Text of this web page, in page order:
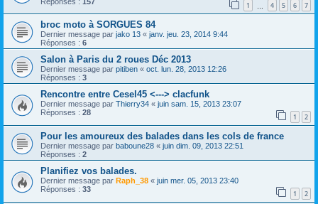
1 4 5 6 7
broc moto à SORGUES 84
Dernier message par jako 13 « janv. jeu. 23, 2014 9:44
Réponses : 6
Salon à Paris du 2 roues Déc 2013
Dernier message par pitiben « oct. lun. 28, 2013 12:26
Réponses : 3
Rencontre entre Cesel45 <---> clacfunk
Dernier message par Thierry34 « juin sam. 15, 2013 23:07
Réponses : 28 1 2
Pour les amoureux des balades dans les cols de france
Dernier message par baboune28 « juin dim. 09, 2013 22:51
Réponses : 2
Planifiez vos balades.
Dernier message par Raph_38 « juin mer. 05, 2013 23:40
Réponses : 33 1 2